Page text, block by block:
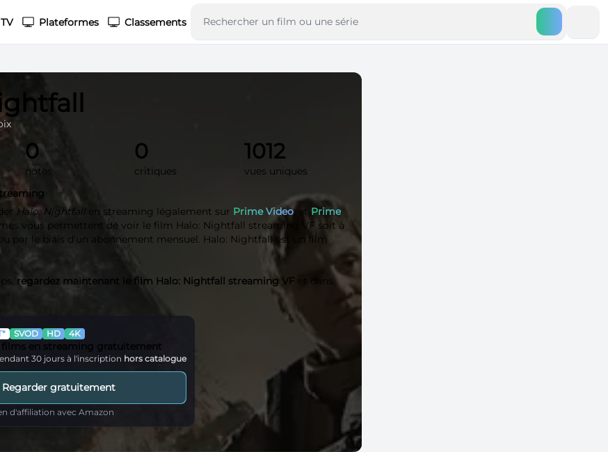
Plateformes Classements
0
notes
0
critiques
1012
vues uniques
Halo: Nightfall en streaming légalement sur Prime Video, et Prime
vous permettent de voir le film Halo: Nightfall streaming VF soit à
par le biais d'un abonnement mensuel. Halo: Nightfall est un film
regardez maintenant le film Halo: Nightfall streaming VF et dans
SVOD HD 4K
films en streaming gratuitement
30 jours à l'inscription hors catalogue
Regarder gratuitement
d'affiliation avec Amazon